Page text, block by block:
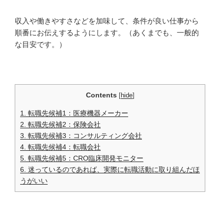
収入や働きやすさなどを加味して、条件が良い仕事から
順番にお伝えするようにします。（あくまでも、一般的
な目安です。）
Contents [hide]
1.
転職先候補1：医療機器メーカー
2. 転職先候補2：保険会社
3. 転職先候補3：コンサルティング会社
4. 転職先候補4：転職会社
5. 転職先候補5：CRO臨床開発モニター
6. 迷っているのであれば、実際に転職活動に取り組んだほ
うがいい